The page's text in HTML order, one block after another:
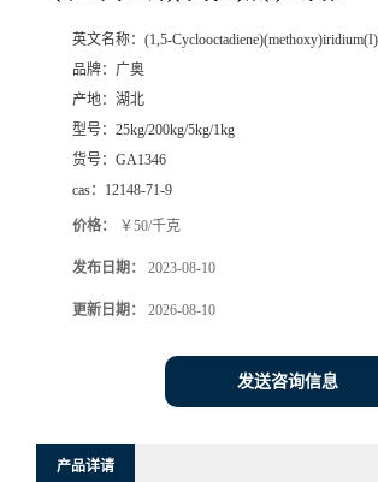
英文名称： (1,5-
品牌： 广奥
产地： 湖北
型号： 25kg/200kg/5kg/1kg
货号： GA1346
cas： 12148-71-9
价格： ￥50/千克
发布日期： 2023-08-10
更新日期： 2026-08-10
发送咨询信息
产品详请